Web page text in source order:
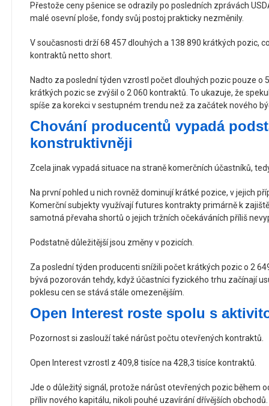
Přestože ceny pšenice se odrazily po posledních zprávách
malé osevní ploše, fondy svůj postoj prakticky nezměnily.
V současnosti drží 68 457 dlouhých a 138 890 krátkých pozic,
kontraktů netto short.
Nadto za poslední týden vzrostl počet dlouhých pozic pouze o
krátkých pozic se zvýšil o 2 060 kontraktů. To ukazuje, že
spíše za korekci v sestupném trendu než za začátek nového
Chování producentů vypadá
konstruktivněji
Zcela jinak vypadá situace na straně komerčních účastníků,
Na první pohled u nich rovněž dominují krátké pozice, v jejich
Komerční subjekty využívají futures kontrakty primárně k
samotná převaha shortů o jejich tržních očekáváních příliš
Podstatně důležitější jsou změny v pozicích.
Za poslední týden producenti snížili počet krátkých pozic o 2
bývá pozorován tehdy, když účastníci fyzického trhu začínají
poklesu cen se stává stále omezenějším.
Open Interest roste spolu s
Pozornost si zaslouží také nárůst počtu otevřených kontraktů.
Open Interest vzrostl z 409,8 tisíce na 428,3 tisíce kontraktů.
Jde o důležitý signál, protože nárůst otevřených pozic během
příliv nového kapitálu, nikoli pouhé uzavírání dřívějších